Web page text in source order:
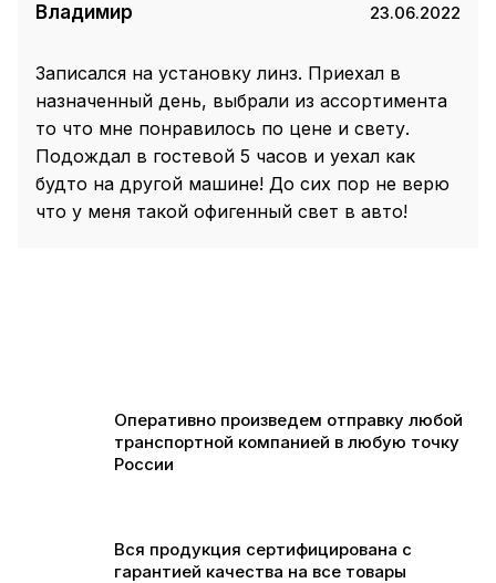
Владимир 23.06.2022
Записался на установку линз. Приехал в
назначенный день, выбрали из ассортимента
то что мне понравилось по цене и свету.
Подождал в гостевой 5 часов и уехал как
будто на другой машине! До сих пор не верю
что у меня такой офигенный свет в авто!
Оперативно произведем отправку любой
транспортной компанией в любую точку
России
Вся продукция сертифицирована с
гарантией качества на все товары